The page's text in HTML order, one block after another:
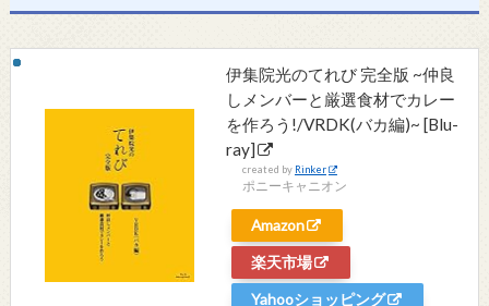
伊集院光のてれび 完全版 ~仲良
しメンバーと厳選食材でカレー
を作ろう!/VRDK(バカ編)~ [Blu-
ray]
created by Rinker
ポニーキャニオン
Amazon
楽天市場
Yahooショッピング